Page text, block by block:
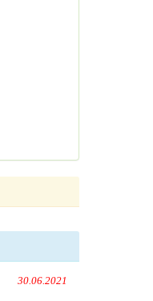
30.06.2021